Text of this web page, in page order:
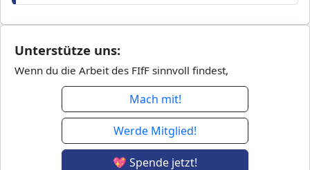
Unterstütze uns:
Wenn du die Arbeit des FIfF sinnvoll findest,
Mach mit!
Werde Mitglied!
💖 Spende jetzt!